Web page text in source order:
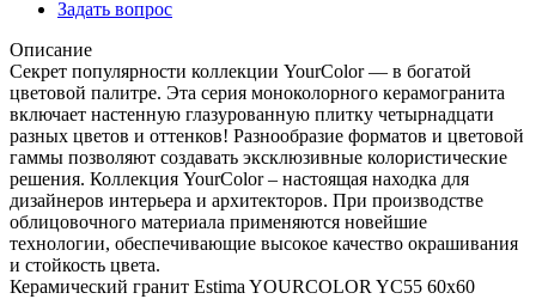
Задать вопрос
Описание
Секрет популярности коллекции YourColor — в богатой
цветовой палитре. Эта серия моноколорного керамогранита
включает настенную глазурованную плитку четырнадцати
разных цветов и оттенков! Разнообразие форматов и цветовой
гаммы позволяют создавать эксклюзивные колористические
решения. Коллекция YourColor – настоящая находка для
дизайнеров интерьера и архитекторов. При производстве
облицовочного материала применяются новейшие
технологии, обеспечивающие высокое качество окрашивания
и стойкость цвета.
Керамический гранит Estima YOURCOLOR YC55 60x60